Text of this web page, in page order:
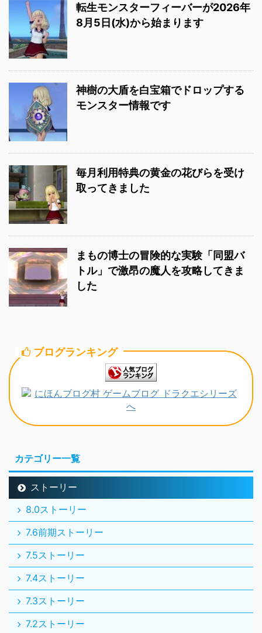
転生モンスターフィーバーが2026年
8月5日(水)から始まります
神樹の大盾を白宝箱でドロップする
モンスター情報です
毎月利用特典の黄金の花びらを受け
取ってきました
まもの博士の冒険的な実験「同盟バ
トル」で激昂の魔人を攻略してきま
した
ブログランキング
カテゴリー一覧
ストーリー
8.0ストーリー
7.6前期ストーリー
7.5ストーリー
7.4ストーリー
7.3ストーリー
7.2ストーリー